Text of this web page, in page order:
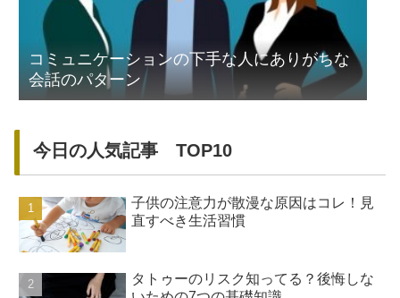
コミュニケーションの下手な人にありがちな
会話のパターン
今日の人気記事 TOP10
子供の注意力が散漫な原因はコレ！見
直すべき生活習慣
タトゥーのリスク知ってる？後悔しな